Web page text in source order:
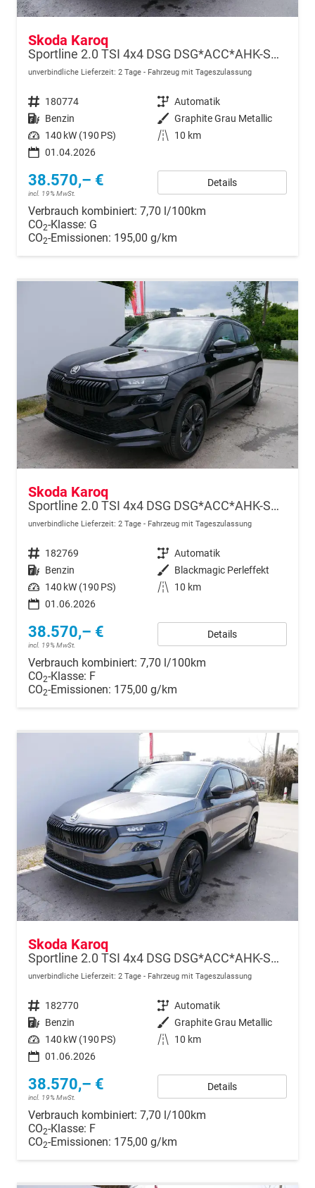
Skoda Karoq
Sportline 2.0 TSI 4x4 DSG DSG*ACC*AHK-SCHWENKBAR*PDC-HINTEN*KESSY*LENKRADHEIZUNG*
unverbindliche Lieferzeit: 2 Tage Fahrzeug mit Tageszulassung
Fahrzeugnr. 180774 Getriebe Automatik
Kraftstoff Benzin Außenfarbe Graphite Grau Metallic
Leistung 140 kW (190 PS) Kilometerstand
10 km
01.04.2026
38.570,– €
incl. 19% MwSt.
Details
Verbrauch kombiniert: 7,70 l/100km
CO2-Klasse: G
CO2-Emissionen: 195,00 g/km
Skoda Karoq
Sportline 2.0 TSI 4x4 DSG DSG*ACC*AHK-SCHWENKBAR*PDC-HINTEN*KESSY*LENKRADHEIZUNG*
unverbindliche Lieferzeit: 2 Tage Fahrzeug mit Tageszulassung
Fahrzeugnr. 182769 Getriebe Automatik
Kraftstoff Benzin Außenfarbe Blackmagic Perleffekt
Leistung 140 kW (190 PS) Kilometerstand
10 km
01.06.2026
38.570,– €
incl. 19% MwSt.
Details
Verbrauch kombiniert: 7,70 l/100km
CO2-Klasse: F
CO2-Emissionen: 175,00 g/km
Skoda Karoq
Sportline 2.0 TSI 4x4 DSG DSG*ACC*AHK-SCHWENKBAR*PDC-HINTEN*KESSY*LENKRADHEIZUNG*
unverbindliche Lieferzeit: 2 Tage Fahrzeug mit Tageszulassung
Fahrzeugnr. 182770 Getriebe Automatik
Kraftstoff Benzin Außenfarbe Graphite Grau Metallic
Leistung 140 kW (190 PS) Kilometerstand
10 km
01.06.2026
38.570,– €
incl. 19% MwSt.
Details
Verbrauch kombiniert: 7,70 l/100km
CO2-Klasse: F
CO2-Emissionen: 175,00 g/km